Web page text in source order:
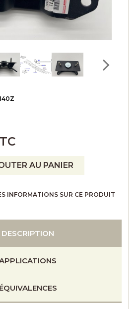
AU PANIER
INFORMATIONS SUR CE PRODUIT
DESCRIPTION
ÉQUIVALENCES